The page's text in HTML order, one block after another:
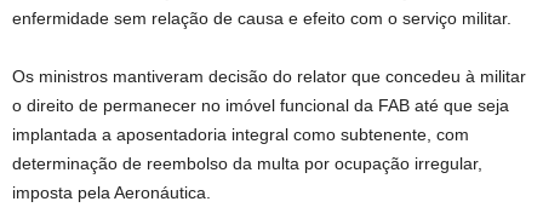
enfermidade sem relação de causa e efeito com o serviço militar.
Os ministros mantiveram decisão do relator que concedeu à militar
o direito de permanecer no imóvel funcional da FAB até que seja
implantada a aposentadoria integral como subtenente, com
determinação de reembolso da multa por ocupação irregular,
imposta pela Aeronáutica.